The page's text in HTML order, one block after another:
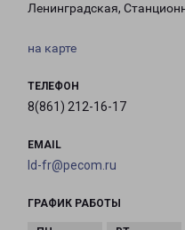
Ленинградская,
на карте
ТЕЛЕФОН
8(861) 212-16-17
EMAIL
ld-fr@pecom.ru
ГРАФИК РАБОТЫ